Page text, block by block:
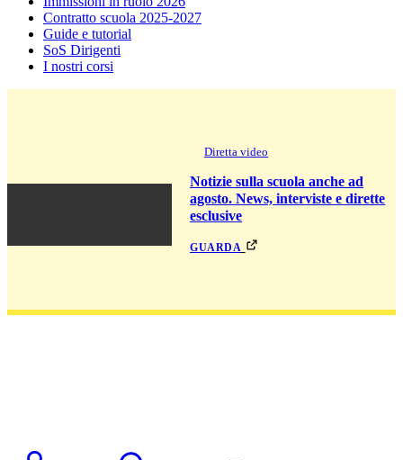
Contratto scuola 2025-2027
Guide e tutorial
SoS Dirigenti
I nostri corsi
Diretta video
Notizie sulla scuola anche ad
agosto. News, interviste e dirette
esclusive
guarda